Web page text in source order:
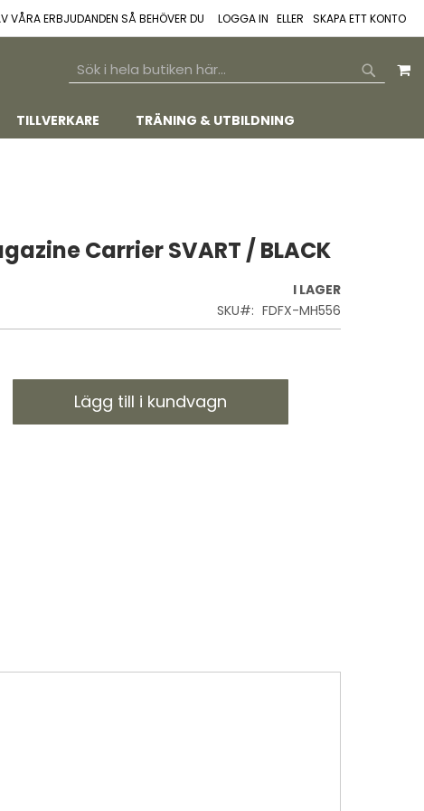
VÅRA ERBJUDANDEN SÅ BEHÖVER DU LOGGA IN SKAPA ETT KONTO
SEARCH
TILLVERKARE TRÄNING & UTBILDNING
Carrier SVART / BLACK
I LAGER
SKU
FDFX-MH556
Lägg till i kundvagn